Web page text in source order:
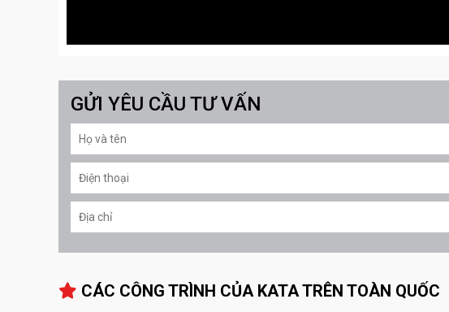
GỬI YÊU CẦU TƯ VẤN
CÁC CÔNG TRÌNH CỦA KATA TRÊN TOÀN QUỐC